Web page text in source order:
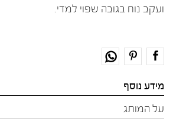
ועקב נוח בגובה שפוי למדי.
מידע נוסף
על המותג